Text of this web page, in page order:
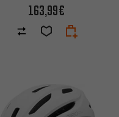
163,99€